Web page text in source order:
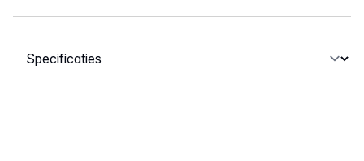
Selecteer een tabblad